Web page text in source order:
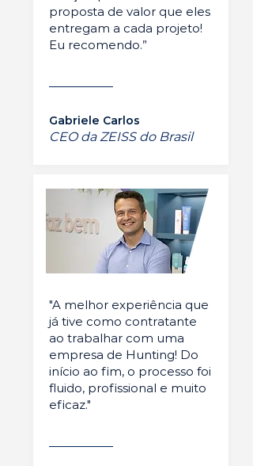
proposta de valor que eles
entregam a cada projeto!
Eu recomendo.”
Gabriele Carlos
CEO da ZEISS do Brasil
"A melhor experiência que
já tive como contratante
ao trabalhar com uma
empresa de Hunting! Do
início ao fim, o processo foi
fluido, profissional e muito
eficaz."